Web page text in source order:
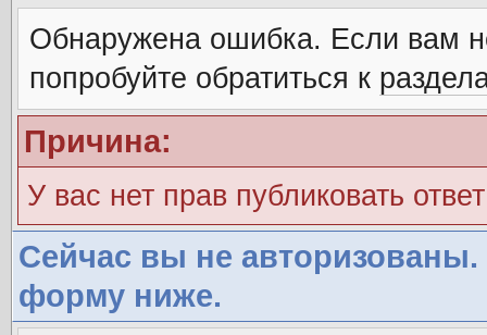
Обнаружена ошибка. Если вам
попробуйте обратиться к
Причина:
У вас нет прав публиковать
Сейчас вы не авторизованы.
форму ниже.